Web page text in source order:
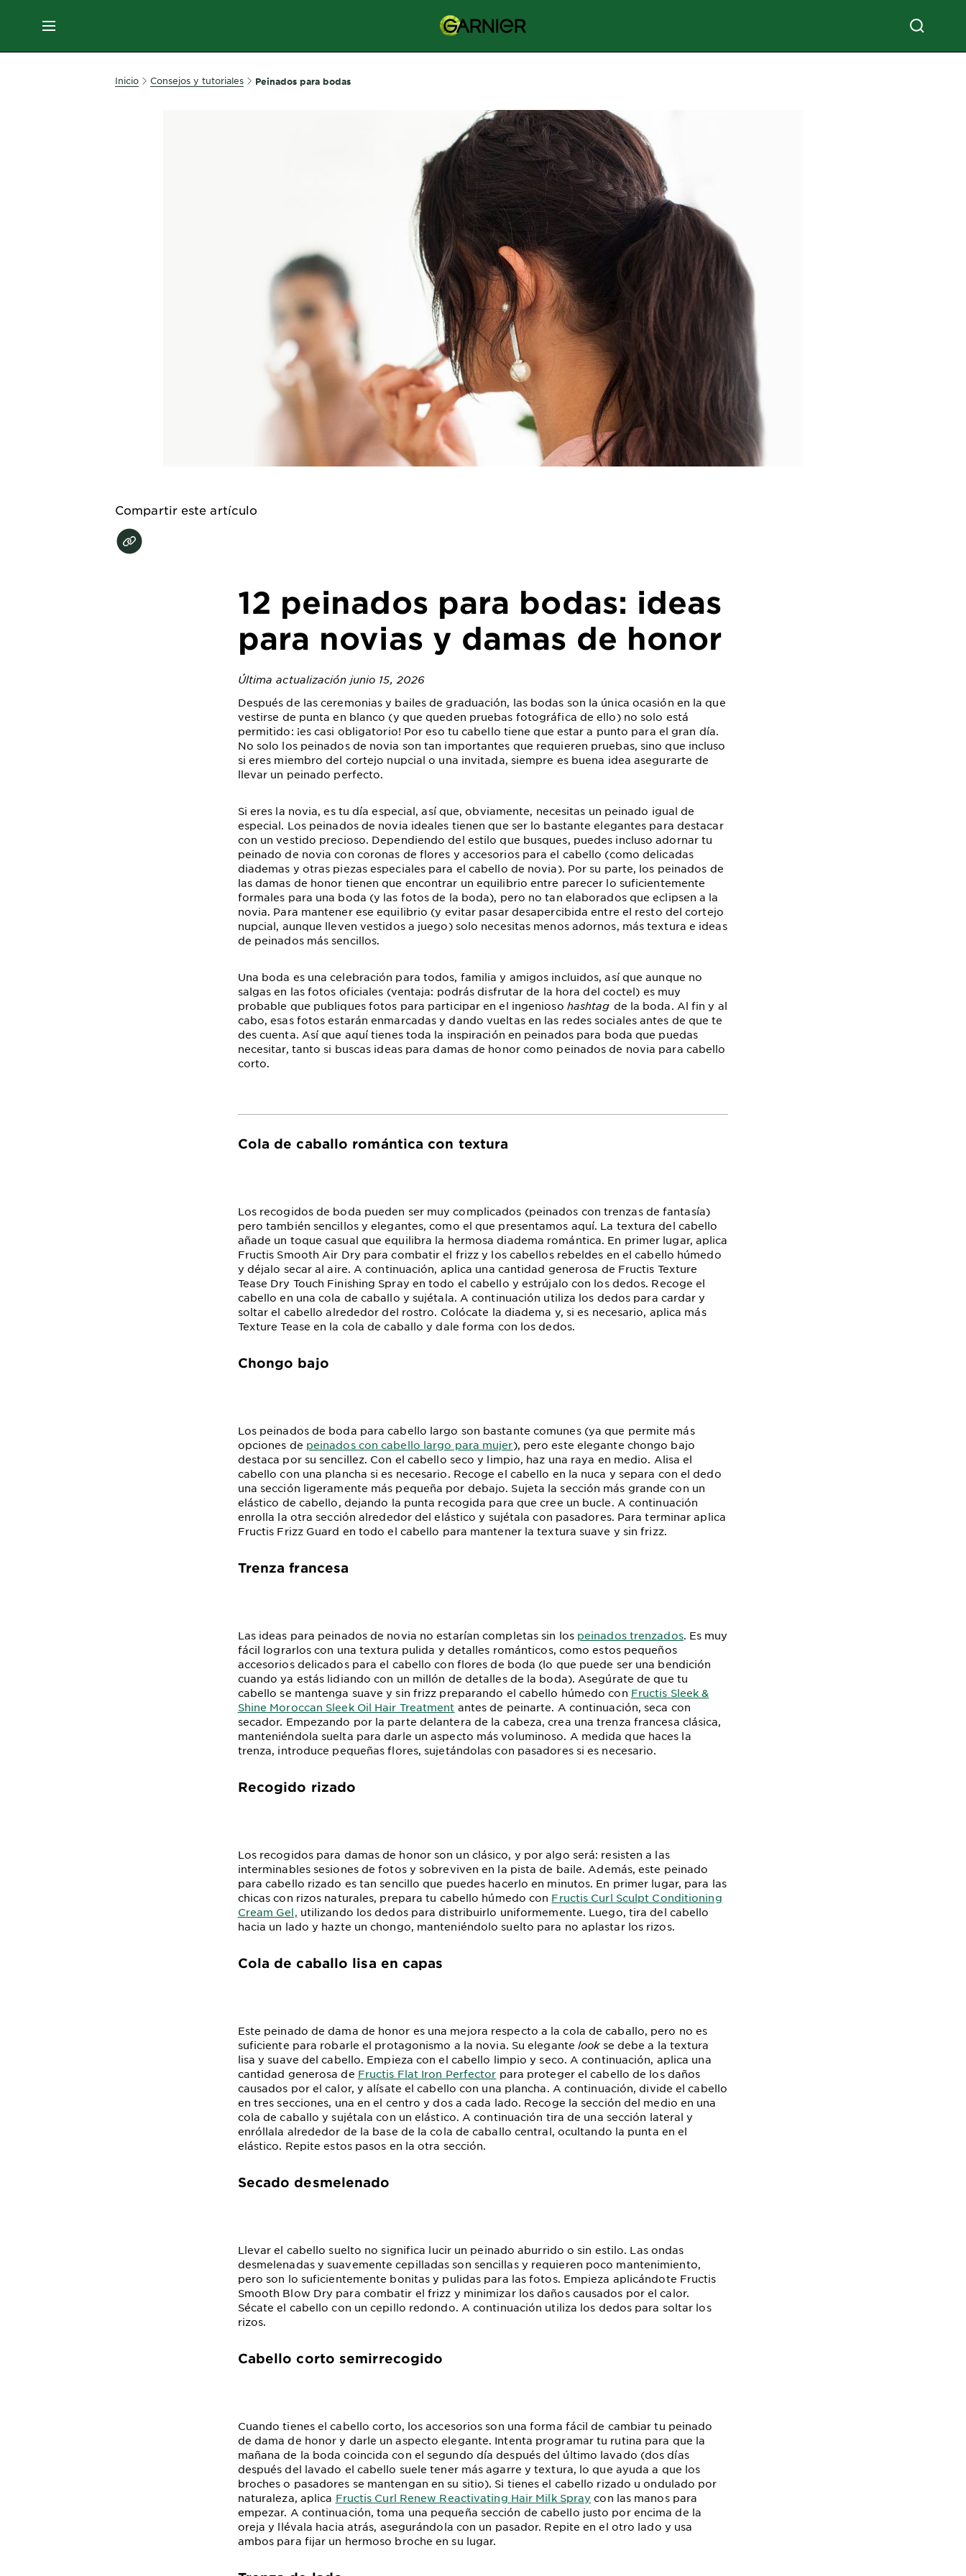
MENÚ
Inicio Consejos y tutoriales Peinados para bodas
Compartir este artículo
12 peinados para bodas: ideas
para novias y damas de honor
Última actualización junio 15, 2026
Después de las ceremonias y bailes de graduación, las bodas son la única ocasión en la que
vestirse de punta en blanco (y que queden pruebas fotográfica de ello) no solo está
permitido: ¡es casi obligatorio! Por eso tu cabello tiene que estar a punto para el gran día.
No solo los peinados de novia son tan importantes que requieren pruebas, sino que incluso
si eres miembro del cortejo nupcial o una invitada, siempre es buena idea asegurarte de
llevar un peinado perfecto.
Si eres la novia, es tu día especial, así que, obviamente, necesitas un peinado igual de
especial. Los peinados de novia ideales tienen que ser lo bastante elegantes para destacar
con un vestido precioso. Dependiendo del estilo que busques, puedes incluso adornar tu
peinado de novia con coronas de flores y accesorios para el cabello (como delicadas
diademas y otras piezas especiales para el cabello de novia). Por su parte, los peinados de
las damas de honor tienen que encontrar un equilibrio entre parecer lo suficientemente
formales para una boda (y las fotos de la boda), pero no tan elaborados que eclipsen a la
novia. Para mantener ese equilibrio (y evitar pasar desapercibida entre el resto del cortejo
nupcial, aunque lleven vestidos a juego) solo necesitas menos adornos, más textura e ideas
de peinados más sencillos.
Una boda es una celebración para todos, familia y amigos incluidos, así que aunque no
salgas en las fotos oficiales (ventaja: podrás disfrutar de la hora del coctel) es muy
probable que publiques fotos para participar en el ingenioso hashtag de la boda. Al fin y al
cabo, esas fotos estarán enmarcadas y dando vueltas en las redes sociales antes de que te
des cuenta. Así que aquí tienes toda la inspiración en peinados para boda que puedas
necesitar, tanto si buscas ideas para damas de honor como peinados de novia para cabello
corto.
Cola de caballo romántica con textura
Los recogidos de boda pueden ser muy complicados (peinados con trenzas de fantasía)
pero también sencillos y elegantes, como el que presentamos aquí. La textura del cabello
añade un toque casual que equilibra la hermosa diadema romántica. En primer lugar, aplica
Fructis Smooth Air Dry para combatir el frizz y los cabellos rebeldes en el cabello húmedo
y déjalo secar al aire. A continuación, aplica una cantidad generosa de Fructis Texture
Tease Dry Touch Finishing Spray en todo el cabello y estrújalo con los dedos. Recoge el
cabello en una cola de caballo y sujétala. A continuación utiliza los dedos para cardar y
soltar el cabello alrededor del rostro. Colócate la diadema y, si es necesario, aplica más
Texture Tease en la cola de caballo y dale forma con los dedos.
Chongo bajo
Los peinados de boda para cabello largo son bastante comunes (ya que permite más
opciones de peinados con cabello largo para mujer), pero este elegante chongo bajo
destaca por su sencillez. Con el cabello seco y limpio, haz una raya en medio. Alisa el
cabello con una plancha si es necesario. Recoge el cabello en la nuca y separa con el dedo
una sección ligeramente más pequeña por debajo. Sujeta la sección más grande con un
elástico de cabello, dejando la punta recogida para que cree un bucle. A continuación
enrolla la otra sección alrededor del elástico y sujétala con pasadores. Para terminar aplica
Fructis Frizz Guard en todo el cabello para mantener la textura suave y sin frizz.
Trenza francesa
Las ideas para peinados de novia no estarían completas sin los peinados trenzados. Es muy
fácil lograrlos con una textura pulida y detalles románticos, como estos pequeños
accesorios delicados para el cabello con flores de boda (lo que puede ser una bendición
cuando ya estás lidiando con un millón de detalles de la boda). Asegúrate de que tu
cabello se mantenga suave y sin frizz preparando el cabello húmedo con Fructis Sleek &
Shine Moroccan Sleek Oil Hair Treatment antes de peinarte. A continuación, seca con
secador. Empezando por la parte delantera de la cabeza, crea una trenza francesa clásica,
manteniéndola suelta para darle un aspecto más voluminoso. A medida que haces la
trenza, introduce pequeñas flores, sujetándolas con pasadores si es necesario.
Recogido rizado
Los recogidos para damas de honor son un clásico, y por algo será: resisten a las
interminables sesiones de fotos y sobreviven en la pista de baile. Además, este peinado
para cabello rizado es tan sencillo que puedes hacerlo en minutos. En primer lugar, para las
chicas con rizos naturales, prepara tu cabello húmedo con Fructis Curl Sculpt Conditioning
Cream Gel, utilizando los dedos para distribuirlo uniformemente. Luego, tira del cabello
hacia un lado y hazte un chongo, manteniéndolo suelto para no aplastar los rizos.
Cola de caballo lisa en capas
Este peinado de dama de honor es una mejora respecto a la cola de caballo, pero no es
suficiente para robarle el protagonismo a la novia. Su elegantelookse debe a la textura
lisa y suave del cabello. Empieza con el cabello limpio y seco. A continuación, aplica una
cantidad generosa de Fructis Flat Iron Perfector para proteger el cabello de los daños
causados por el calor, y alísate el cabello con una plancha. A continuación, divide el cabello
en tres secciones, una en el centro y dos a cada lado. Recoge la sección del medio en una
cola de caballo y sujétala con un elástico. A continuación tira de una sección lateral y
enróllala alrededor de la base de la cola de caballo central, ocultando la punta en el
elástico. Repite estos pasos en la otra sección.
Secado desmelenado
Llevar el cabello suelto no significa lucir un peinado aburrido o sin estilo. Las ondas
desmelenadas y suavemente cepilladas son sencillas y requieren poco mantenimiento,
pero son lo suficientemente bonitas y pulidas para las fotos. Empieza aplicándote Fructis
Smooth Blow Dry para combatir el frizz y minimizar los daños causados por el calor.
Sécate el cabello con un cepillo redondo. A continuación utiliza los dedos para soltar los
rizos.
Cabello corto semirrecogido
Cuando tienes el cabello corto, los accesorios son una forma fácil de cambiar tu peinado
de dama de honor y darle un aspecto elegante. Intenta programar tu rutina para que la
mañana de la boda coincida con el segundo día después del último lavado (dos días
después del lavado el cabello suele tener más agarre y textura, lo que ayuda a que los
broches o pasadores se mantengan en su sitio). Si tienes el cabello rizado u ondulado por
naturaleza, aplica Fructis Curl Renew Reactivating Hair Milk Spray con las manos para
empezar. A continuación, toma una pequeña sección de cabello justo por encima de la
oreja y llévala hacia atrás, asegurándola con un pasador. Repite en el otro lado y usa
ambos para fijar un hermoso broche en su lugar.